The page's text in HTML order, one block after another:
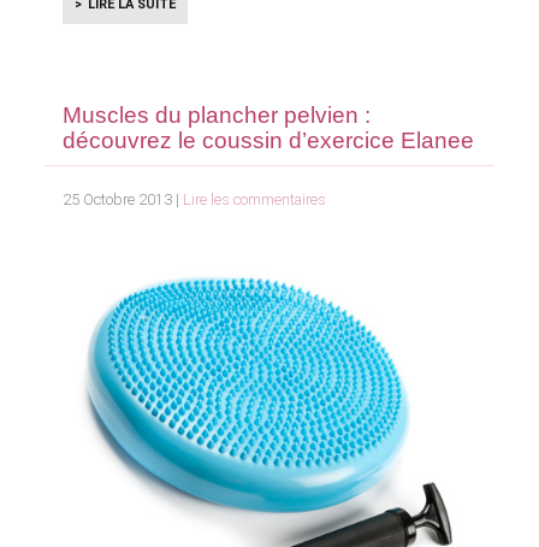
LIRE LA SUITE
Muscles du plancher pelvien :
découvrez le coussin d’exercice Elanee
25 Octobre 2013 | Lire les commentaires